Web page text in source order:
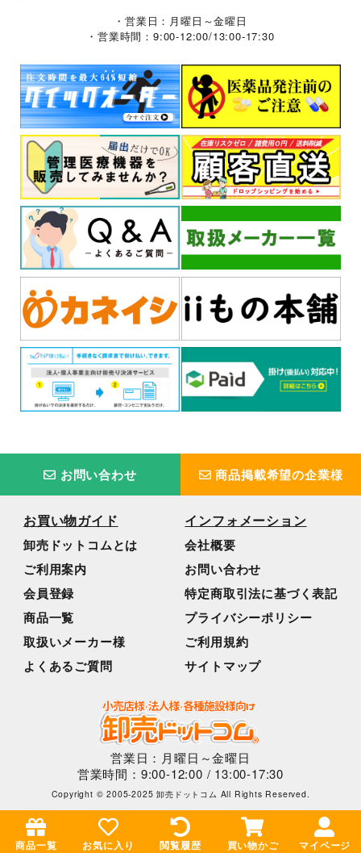
・営業日：月曜日～金曜日
・営業時間：9:00-12:00/13:00-17:30
お問い合わせ 商品掲載希望の企業様
お買い物ガイド
卸売ドットコムとは
ご利用案内
会員登録
商品一覧
取扱いメーカー様
よくあるご質問
インフォメーション
会社概要
お問い合わせ
特定商取引法に基づく表記
プライバシーポリシー
ご利用規約
サイトマップ
営業日：月曜日～金曜日
営業時間：9:00-12:00 / 13:00-17:30
Copyright © 2005-2025 卸売ドットコム All Rights Reserved.
商品一覧 お気に入り 閲覧履歴 買い物かご マイページ